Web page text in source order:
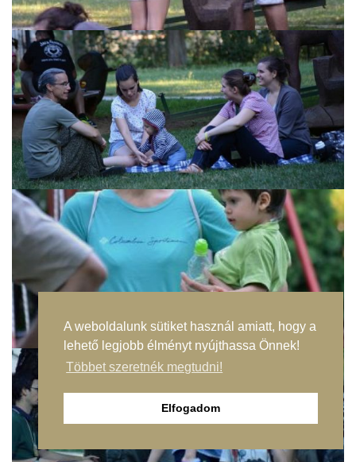
A weboldalunk sütiket használ amiatt, hogy a
lehető legjobb élményt nyújthassa Önnek!
Többet szeretnék megtudni!
Elfogadom